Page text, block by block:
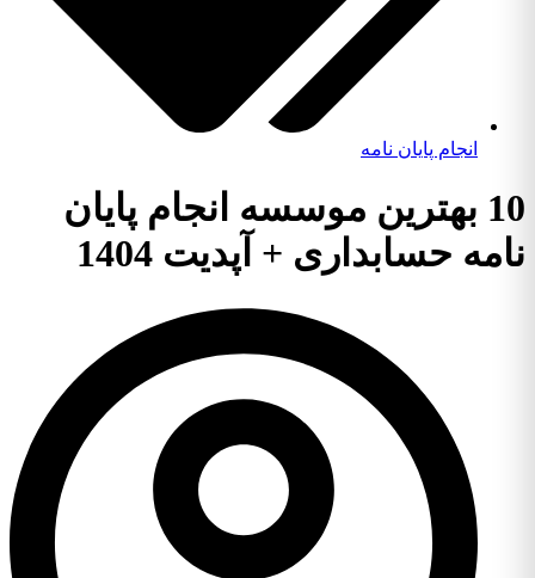
انجام پایان نامه
10 بهترین موسسه انجام پایان
نامه حسابداری + آپدیت 1404